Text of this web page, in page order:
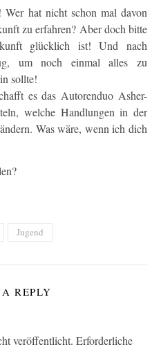
Wer hat nicht schon mal davon
zu erfahren? Aber doch bitte
glücklich ist! Und nach
um noch einmal alles zu
sollte!
es das Autorenduo Asher-
welche Handlungen in der
Was wäre, wenn ich dich
Jugend
REPLY
veröffentlicht. Erforderliche